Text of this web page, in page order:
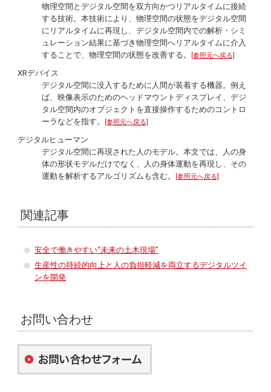
物理空間とデジタル空間を双方向かつリアルタイムに接続
する技術。本技術により、物理空間の状態をデジタル空間
にリアルタイムに再現し、デジタル空間内での解析・シミ
ュレーション結果に基づき物理空間へリアルタイムに介入
することで、物理空間の状態を改善する。
[参照元へ戻る]
XRデバイス
デジタル空間に没入するために人間が装着する機器。例え
ば、映像表示のためのヘッドマウントディスプレイ、デジ
タル空間内のオブジェクトを直接操作するためのコントロ
ーラなどを指す。
[参照元へ戻る]
デジタルヒューマン
デジタル空間に再現された人のモデル。本文では、人の身
体の形状モデルだけでなく、人の身体運動を再現し、その
運動を解析するアルゴリズムも含む。
[参照元へ戻る]
関連記事
安全で働きやすい“未来の土木現場”
生産性の持続的向上と人の負担軽減を両立するデジタルツイ
ンを開発
お問い合わせ